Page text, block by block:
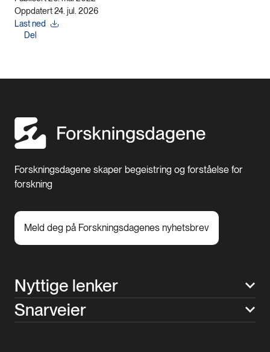
Oppdatert 24. jul. 2026
Last ned
Del
Forskningsdagene skaper begeistring og forståelse for
forskning
Meld deg på Forskningsdagenes nyhetsbrev
Nyttige lenker
Snarveier